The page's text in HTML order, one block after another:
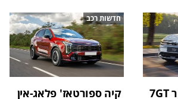
בדרך לישראל: זיקר 7GT
חדשות רכב
קיה ספורטאז' פלאג-אין